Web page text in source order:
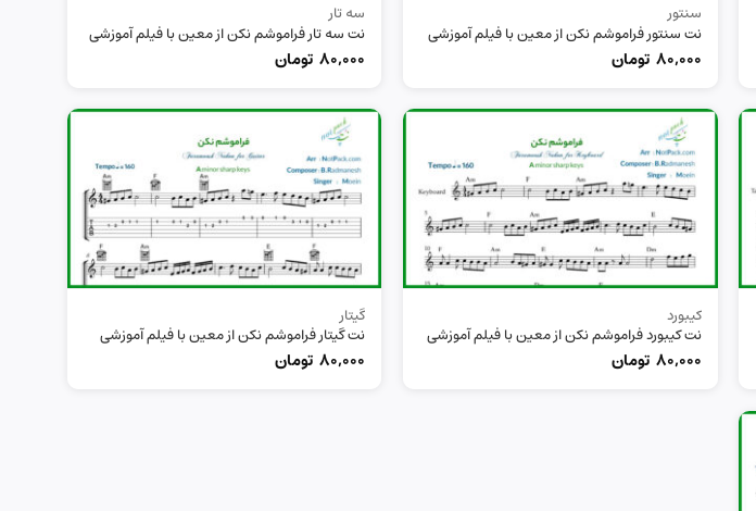
سنتور
نت سنتور فراموشم نکن از معین با فیلم آموزشی
80,000 تومان
سه تار
نت سه تار فراموشم نکن از معین با فیلم آموزشی
80,000 تومان
کیبورد
نت کیبورد فراموشم نکن از معین با فیلم آموزشی
80,000 تومان
گیتار
نت گیتار فراموشم نکن از معین با فیلم آموزشی
80,000 تومان